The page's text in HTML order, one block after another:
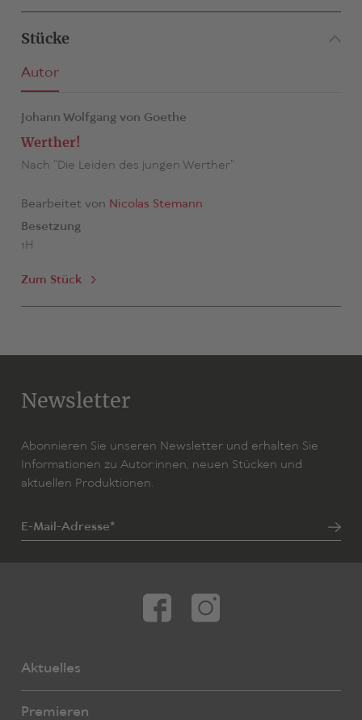
Stücke
Autor
Johann Wolfgang von Goethe
Werther!
Nach "Die Leiden des jungen Werther"
Bearbeitet von Nicolas Stemann
Besetzung
1H
Zum Stück
Newsletter
Abonnieren Sie unseren Newsletter und erhalten Sie
Informationen zu Autor:innen, neuen Stücken und
aktuellen Produktionen.
E-Mail-Adresse*
Aktuelles
Premieren